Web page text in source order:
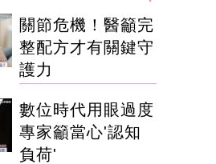
關節危機！醫籲完
整配方才有關鍵守
護力
數位時代用眼過度
專家籲當心'認知
負荷'